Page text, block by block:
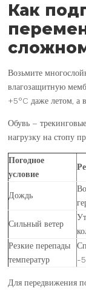
Как
Возьмите
влагозащитную
+5°C даже летом, а
Обувь –
нагрузку на стопу
Погодное
условие
Дождь
Сильный ветер
Резкие перепады
температур
-
Для передвижения